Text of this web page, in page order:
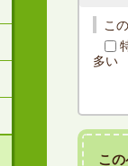
こ
多い
こ